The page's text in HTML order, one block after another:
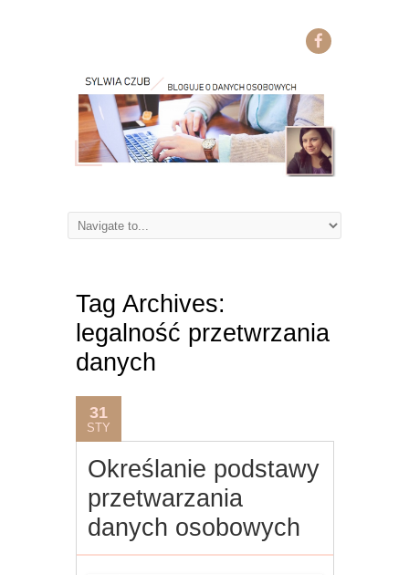
Tag Archives:
legalność przetwrzania
danych
31
STY
Określanie podstawy
przetwarzania
danych osobowych